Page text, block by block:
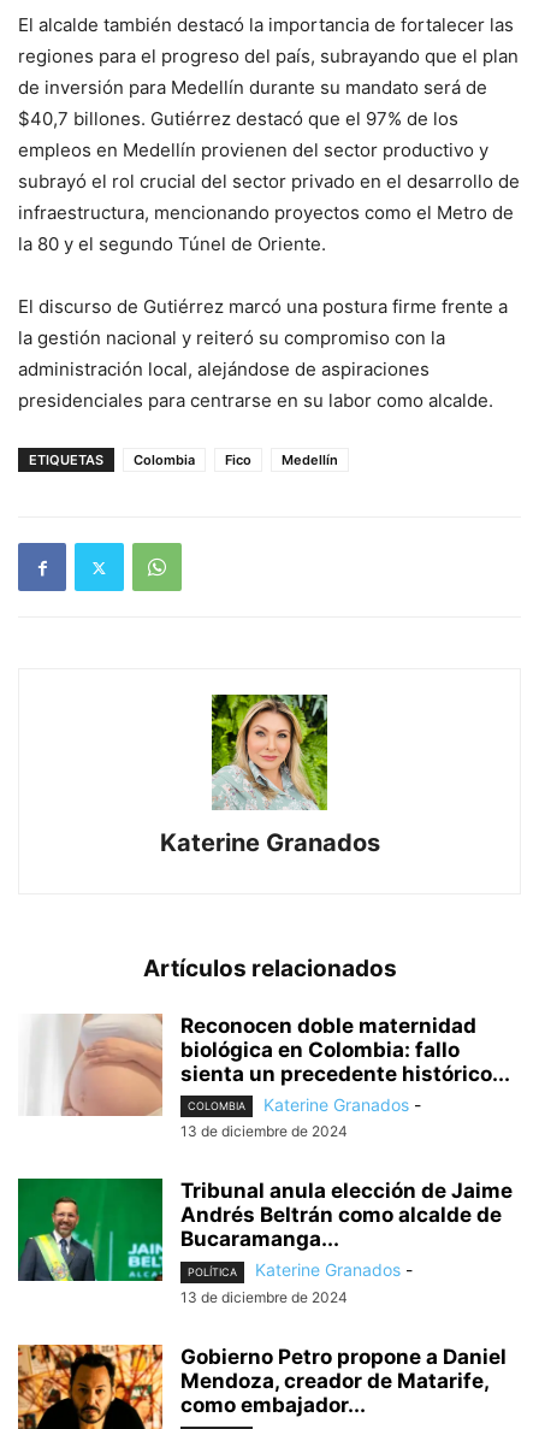
El alcalde también destacó la importancia de fortalecer las
regiones para el progreso del país, subrayando que el plan
de inversión para Medellín durante su mandato será de
$40,7 billones. Gutiérrez destacó que el 97% de los
empleos en Medellín provienen del sector productivo y
subrayó el rol crucial del sector privado en el desarrollo de
infraestructura, mencionando proyectos como el Metro de
la 80 y el segundo Túnel de Oriente.
El discurso de Gutiérrez marcó una postura firme frente a
la gestión nacional y reiteró su compromiso con la
administración local, alejándose de aspiraciones
presidenciales para centrarse en su labor como alcalde.
ETIQUETAS Colombia Fico Medellín
Katerine Granados
Artículos relacionados
Reconocen doble maternidad
biológica en Colombia: fallo
sienta un precedente histórico...
COLOMBIA Katerine Granados -
13 de diciembre de 2024
Tribunal anula elección de Jaime
Andrés Beltrán como alcalde de
Bucaramanga...
POLÍTICA Katerine Granados -
13 de diciembre de 2024
Gobierno Petro propone a Daniel
Mendoza, creador de Matarife,
como embajador...